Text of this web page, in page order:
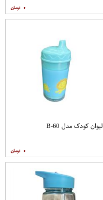
۰
لیوان کودک مدل B-60
۰